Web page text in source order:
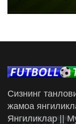
Сизнинг
жамоа
Янгиликлар ||